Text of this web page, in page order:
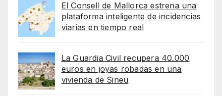
El Consell de Mallorca estrena una
plataforma inteligente de incidencias
viarias en tiempo real
La Guardia Civil recupera 40.000
euros en joyas robadas en una
vivienda de Sineu